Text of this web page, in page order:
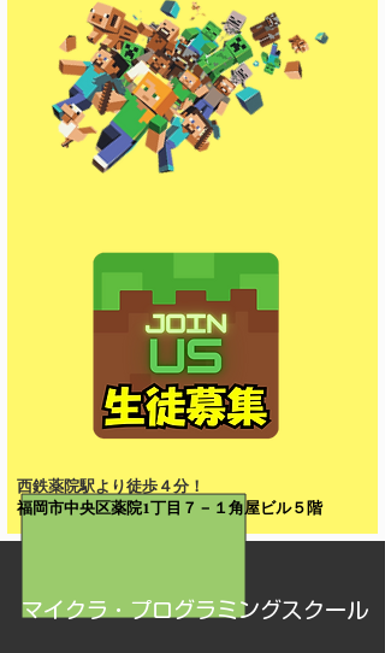
​西鉄薬院駅より徒歩４分！
​福岡市中央区薬院1丁目７－１角屋ビル５階
​マイクラ・プログラミングスクール